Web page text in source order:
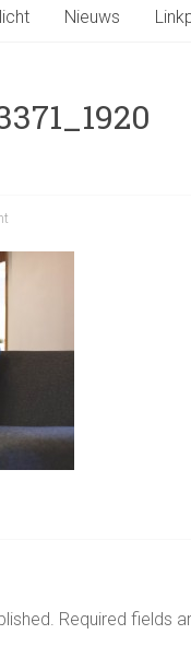
Nieuws
Required fields